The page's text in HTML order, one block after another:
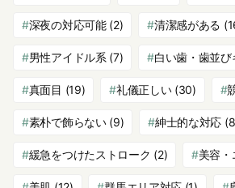
深夜の対応可能(2) 清潔感がある
男性アイドル系 (7) 白い歯・歯並び
真面目 (19) 礼儀正しい(30)
素朴で飾らない(9) 紳士的な対応
緩急をつけたストローク (2) 美容・